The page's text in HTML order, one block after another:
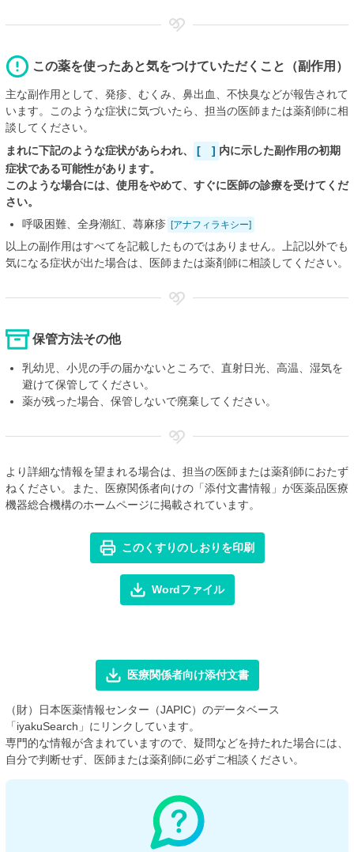
この薬を使ったあと気をつけていただくこと（副作用）
主な副作用として、発疹、むくみ、鼻出血、不快臭などが報告されて
います。このような症状に気づいたら、担当の医師または薬剤師に相
談してください。
まれに下記のような症状があらわれ、
[ ] 内に示した副作用の初期
症状である可能性があります。
このような場合には、使用をやめて、すぐに医師の診療を受けてくだ
さい。
呼吸困難、全身潮紅、蕁麻疹 [アナフィラキシー]
以上の副作用はすべてを記載したものではありません。上記以外でも
気になる症状が出た場合は、医師または薬剤師に相談してください。
保管方法その他
乳幼児、小児の手の届かないところで、直射日光、高温、湿気を
避けて保管してください。
薬が残った場合、保管しないで廃棄してください。
より詳細な情報を望まれる場合は、担当の医師または薬剤師におたず
ねください。また、医療関係者向けの「添付文書情報」が医薬品医療
機器総合機構のホームページに掲載されています。
このくすりのしおりを印刷
Wordファイル
医療関係者向け添付文書
（財）日本医薬情報センター（JAPIC）のデータベース
「iyakuSearch」にリンクしています。
専門的な情報が含まれていますので、疑問などを持たれた場合には、
自分で判断せず、医師または薬剤師に必ずご相談ください。